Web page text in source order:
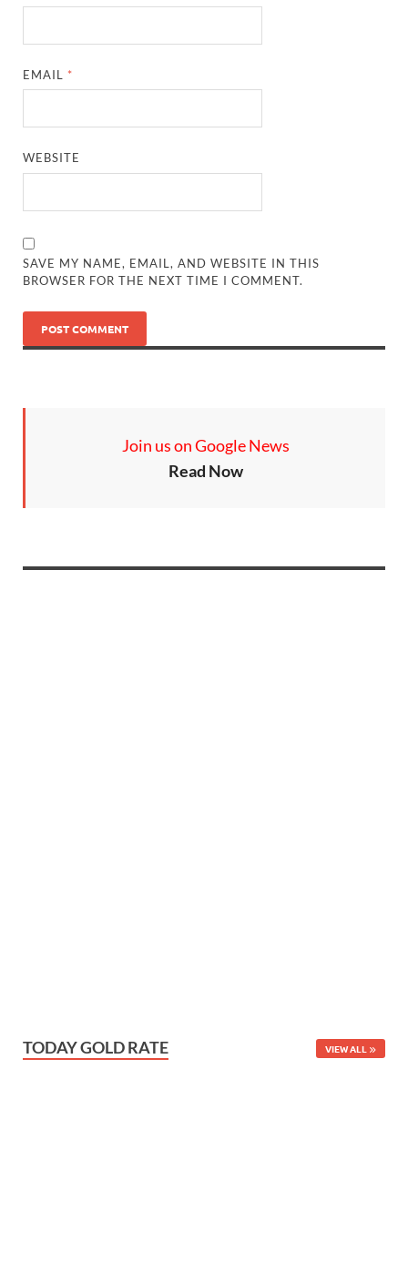
EMAIL *
WEBSITE
SAVE MY NAME, EMAIL, AND WEBSITE IN THIS
BROWSER FOR THE NEXT TIME I COMMENT.
Join us on Google News
Read Now
TODAY GOLD RATE VIEW ALL